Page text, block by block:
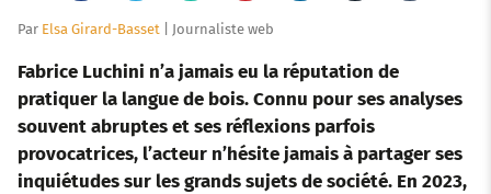
a
c
e
b
w
i
t
t
h
a
s
i
n
e
n
k
e
a
l
b
l
Par Elsa Girard-Basset | Journaliste web
Fabrice Luchini n’a jamais eu la réputation de
pratiquer la langue de bois. Connu pour ses analyses
souvent abruptes et ses réflexions parfois
provocatrices, l’acteur n’hésite jamais à partager ses
inquiétudes sur les grands sujets de société. En 2023,